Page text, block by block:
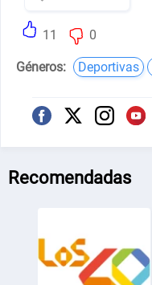
11 0
Géneros: Deportivas
Recomendadas